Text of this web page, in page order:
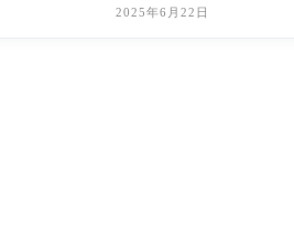
2025年6月22日